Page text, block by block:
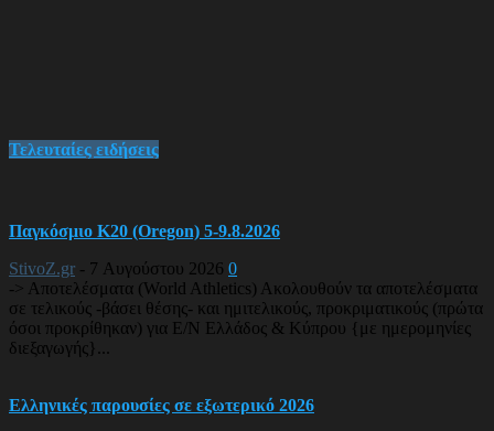
Τελευταίες ειδήσεις
Παγκόσμιο Κ20 (Oregon) 5-9.8.2026
StivoZ.gr - 7 Αυγούστου 2026 0
-> Αποτελέσματα (World Athletics) Ακολουθούν τα αποτελέσματα
σε τελικούς -βάσει θέσης- και ημιτελικούς, προκριματικούς (πρώτα
όσοι προκρίθηκαν) για Ε/Ν Ελλάδος & Κύπρου {με ημερομηνίες
διεξαγωγής}...
Ελληνικές παρουσίες σε εξωτερικό 2026